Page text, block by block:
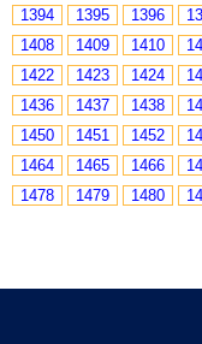
1394
1395 1396
1408
1409 1410
1422
1423 1424
1436
1437 1438
1450
1451 1452
1464
1465 1466
1478
1479 1480